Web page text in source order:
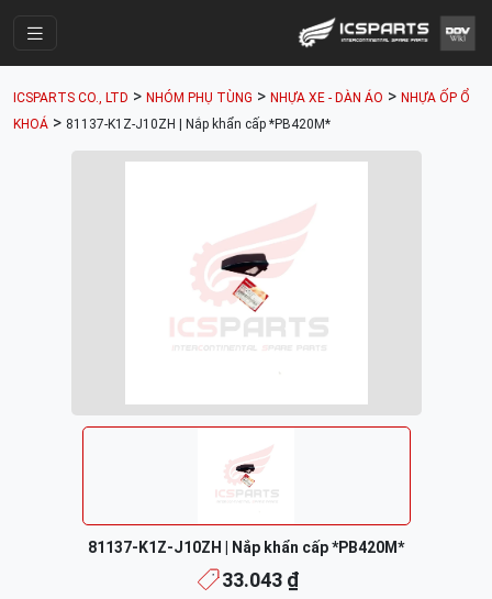
Cửa Hàng
Parts Catalogue
Nhóm Phụ Tùng
Tài khoản
ICSPARTS CO., LTD > NHÓM PHỤ TÙNG > NHỰA XE - DÀN ÁO > NHỰA ỐP Ổ
KHOÁ > 81137-K1Z-J10ZH | Nắp khẩn cấp *PB420M*
81137-K1Z-J10ZH | Nắp khẩn cấp *PB420M*
33.043 ₫